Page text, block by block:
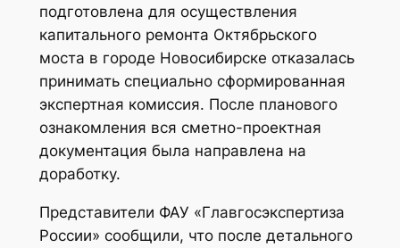
подготовлена для осуществления
капитального ремонта Октябрьского
моста в городе Новосибирске отказалась
принимать специально сформированная
экспертная комиссия. После планового
ознакомления вся сметно-проектная
документация была направлена на
доработку.
Представители ФАУ «Главгосэкспертиза
России» сообщили, что после детального